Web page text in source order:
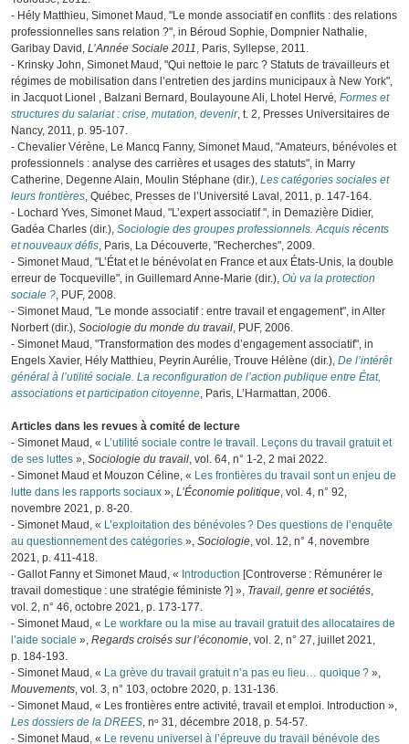
- Hély Matthieu, Simonet Maud, "Le monde associatif en conflits : des relations
professionnelles sans relation ?", in Béroud Sophie, Dompnier Nathalie,
Garibay David, L’Année Sociale 2011, Paris, Syllepse, 2011.
- Krinsky John, Simonet Maud, "Qui nettoie le parc ? Statuts de travailleurs et
régimes de mobilisation dans l’entretien des jardins municipaux à New York",
in Jacquot Lionel , Balzani Bernard, Boulayoune Ali, Lhotel Hervé, Formes et
structures du salariat : crise, mutation, devenir, t. 2, Presses Universitaires de
Nancy, 2011, p. 95-107.
- Chevalier Vérène, Le Mancq Fanny, Simonet Maud, "Amateurs, bénévoles et
professionnels : analyse des carrières et usages des statuts", in Marry
Catherine, Degenne Alain, Moulin Stéphane (dir.), Les catégories sociales et
leurs frontières, Québec, Presses de l’Université Laval, 2011, p. 147-164.
- Lochard Yves, Simonet Maud, "L’expert associatif ", in Demazière Didier,
Gadéa Charles (dir.), Sociologie des groupes professionnels. Acquis récents
et nouveaux défis, Paris, La Découverte, "Recherches", 2009.
- Simonet Maud, "L’État et le bénévolat en France et aux États-Unis, la double
erreur de Tocqueville", in Guillemard Anne-Marie (dir.), Où va la protection
sociale ?, PUF, 2008.
- Simonet Maud, "Le monde associatif : entre travail et engagement", in Alter
Norbert (dir.), Sociologie du monde du travail, PUF, 2006.
- Simonet Maud, "Transformation des modes d’engagement associatif", in
Engels Xavier, Hély Matthieu, Peyrin Aurélie, Trouve Hélène (dir.), De l’intérêt
général à l’utilité sociale. La reconfiguration de l’action publique entre État,
associations et participation citoyenne, Paris, L’Harmattan, 2006.
Articles dans les revues à comité de lecture
- Simonet Maud, « L’utilité sociale contre le travail. Leçons du travail gratuit et
de ses luttes », Sociologie du travail, vol. 64, n° 1‑2, 2 mai 2022.
- Simonet Maud et Mouzon Céline, « Les frontières du travail sont un enjeu de
lutte dans les rapports sociaux », L’Économie politique, vol. 4, n° 92,
novembre 2021, p. 8‑20.
- Simonet Maud, « L’exploitation des bénévoles ? Des questions de l’enquête
au questionnement des catégories », Sociologie, vol. 12, n° 4, novembre
2021, p. 411‑418.
- Gallot Fanny et Simonet Maud, « Introduction [Controverse : Rémunérer le
travail domestique : une stratégie féministe ?] », Travail, genre et sociétés,
vol. 2, n° 46, octobre 2021, p. 173‑177.
- Simonet Maud, « Le workfare ou la mise au travail gratuit des allocataires de
l’aide sociale », Regards croisés sur l’économie, vol. 2, n° 27, juillet 2021,
p. 184‑193.
- Simonet Maud, « La grève du travail gratuit n’a pas eu lieu… quoique ? »,
Mouvements, vol. 3, n° 103, octobre 2020, p. 131‑136.
- Simonet Maud, « Les frontières entre activité, travail et emploi. Introduction »,
Les dossiers de la DREES, nᵒ 31, décembre 2018, p. 54‑57.
- Simonet Maud, « Le revenu universel à l’épreuve du travail bénévole des